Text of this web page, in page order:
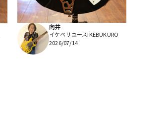
向井
イケベリユースIKEBUKURO
2026/07/14